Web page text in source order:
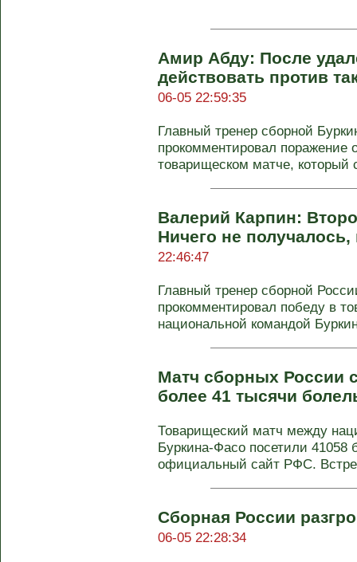
Амир Абду: После
действовать против
06-05 22:59:35
Главный тренер сборной
прокомментировал поражение
товарищеском матче, который
Валерий Карпин:
Ничего не
22:46:47
Главный тренер сборной
прокомментировал победу в
национальной командой
Матч сборных России
более 41 тысячи
Товарищеский матч между
Буркина-Фасо посетили 41058
официальный сайт РФС.
Сборная России
06-05 22:28:34